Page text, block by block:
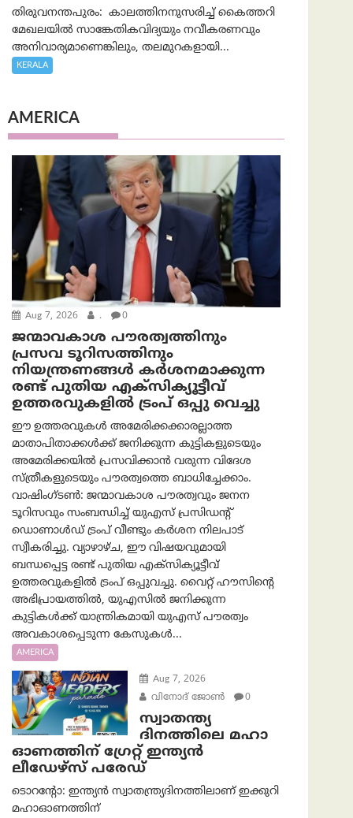
തിരുവനന്തപുരം: കാലത്തിനനുസരിച്ച് കൈത്തറി
മേഖലയിൽ സാങ്കേതികവിദ്യയും നവീകരണവും
അനിവാര്യമാണെങ്കിലും, തലമുറകളായി...
KERALA
AMERICA
Aug 7, 2026 . 0
ജന്മാവകാശ പൗരത്വത്തിനും
പ്രസവ ടൂറിസത്തിനും
നിയന്ത്രണങ്ങൾ കർശനമാക്കുന്ന
രണ്ട് പുതിയ എക്സിക്യൂട്ടീവ്
ഉത്തരവുകളിൽ ട്രംപ് ഒപ്പു വെച്ചു
ഈ ഉത്തരവുകൾ അമേരിക്കക്കാരല്ലാത്ത
മാതാപിതാക്കൾക്ക് ജനിക്കുന്ന കുട്ടികളുടെയും
അമേരിക്കയിൽ പ്രസവിക്കാൻ വരുന്ന വിദേശ
സ്ത്രീകളുടെയും പൗരത്വത്തെ ബാധിച്ചേക്കാം.
വാഷിംഗ്ടണ്‍: ജന്മാവകാശ പൗരത്വവും ജനന
ടൂറിസവും സംബന്ധിച്ച് യുഎസ് പ്രസിഡന്റ്
ഡൊണാൾഡ് ട്രംപ് വീണ്ടും കർശന നിലപാട്
സ്വീകരിച്ചു. വ്യാഴാഴ്ച, ഈ വിഷയവുമായി
ബന്ധപ്പെട്ട രണ്ട് പുതിയ എക്സിക്യൂട്ടീവ്
ഉത്തരവുകളിൽ ട്രംപ് ഒപ്പുവച്ചു. വൈറ്റ് ഹൗസിന്റെ
അഭിപ്രായത്തിൽ, യുഎസിൽ ജനിക്കുന്ന
കുട്ടികൾക്ക് യാന്ത്രികമായി യുഎസ് പൗരത്വം
അവകാശപ്പെടുന്ന കേസുകൾ...
AMERICA
Aug 7, 2026
വിനോദ് ജോൺ
0
സ്വാതന്ത്യ
ദിനത്തിലെ മഹാ
ഓണത്തിന് ഗ്രേറ്റ് ഇന്ത്യൻ
ലീഡേഴ്സ് പരേഡ്
ടൊറന്റോ: ഇന്ത്യൻ സ്വാതന്ത്ര്യദിനത്തിലാണ് ഇക്കുറി
മഹാഓണത്തിന്